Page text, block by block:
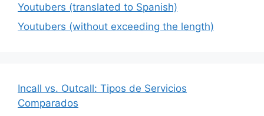
Youtubers (translated to Spanish)
Youtubers (without exceeding the length)
Incall vs. Outcall: Tipos de Servicios
Comparados